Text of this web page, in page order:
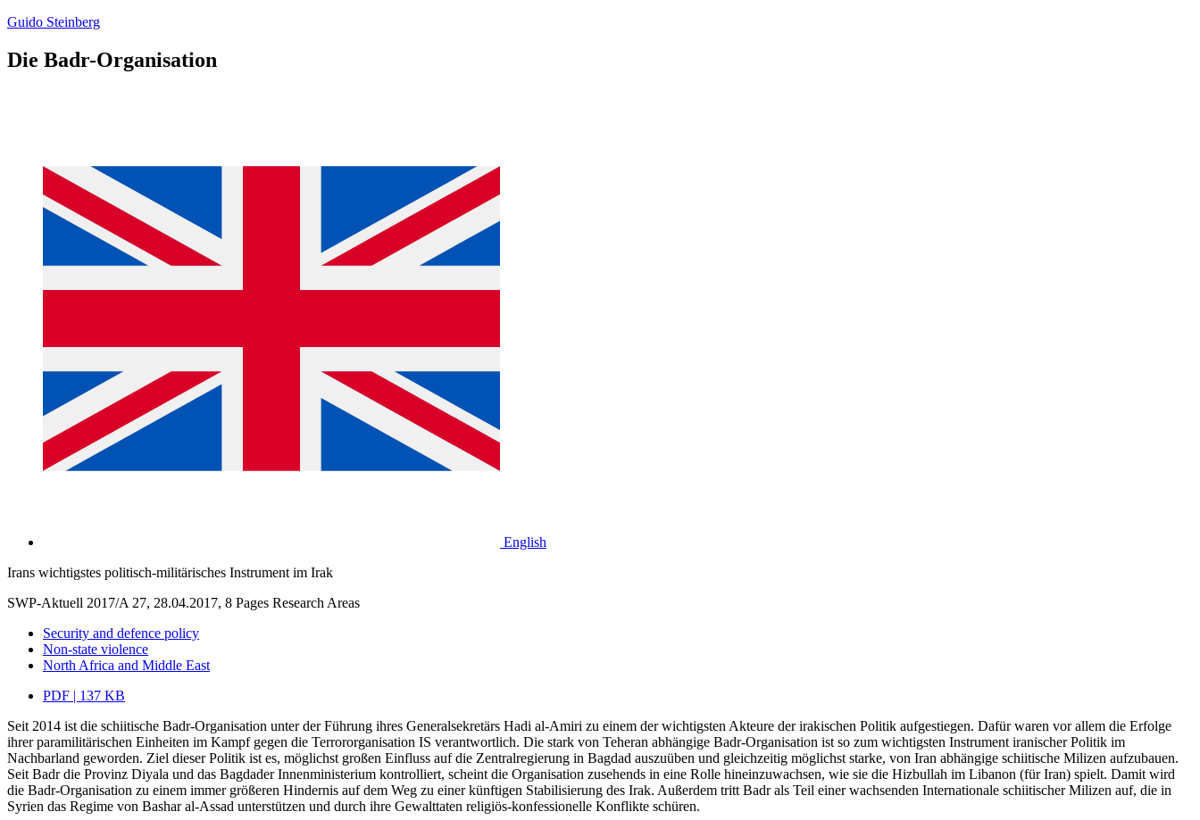
Guido Steinberg
Die Badr-Organisation
English
Irans wichtigstes politisch-militärisches Instrument im Irak
SWP-Aktuell 2017/A 27, 28.04.2017, 8 Pages Research Areas
Security and defence policy
Non-state violence
North Africa and Middle East
PDF | 137 KB
Seit 2014 ist die schiitische Badr-Organisation unter der Führung ihres Generalsekretärs Hadi al-Amiri zu einem der wichtigsten Akteure der irakischen Politik aufgestiegen. Dafür waren vor allem die Erfolge
ihrer paramilitärischen Einheiten im Kampf gegen die Terrororganisation IS verantwortlich. Die stark von Teheran abhängige Badr-Organisation ist so zum wichtigsten Instrument iranischer Politik im
Nachbarland geworden. Ziel dieser Politik ist es, möglichst großen Einfluss auf die Zentralregierung in Bagdad auszuüben und gleichzeitig möglichst starke, von Iran abhängige schiitische Milizen aufzubauen.
Seit Badr die Provinz Diyala und das Bagdader Innenministerium kontrolliert, scheint die Organisation zusehends in eine Rolle hineinzuwachsen, wie sie die Hizbullah im Libanon (für Iran) spielt. Damit wird
die Badr-Organisation zu einem immer größeren Hindernis auf dem Weg zu einer künftigen Stabilisierung des Irak. Außerdem tritt Badr als Teil einer wachsenden Internationale schiitischer Milizen auf, die in
Syrien das Regime von Bashar al-Assad unterstützen und durch ihre Gewalttaten religiös-konfessionelle Konflikte schüren.